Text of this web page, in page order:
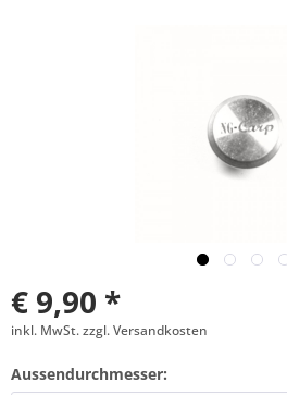
€ 9,90 *
inkl. MwSt. zzgl. Versandkosten
Aussendurchmesser: